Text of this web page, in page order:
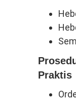
Praktis